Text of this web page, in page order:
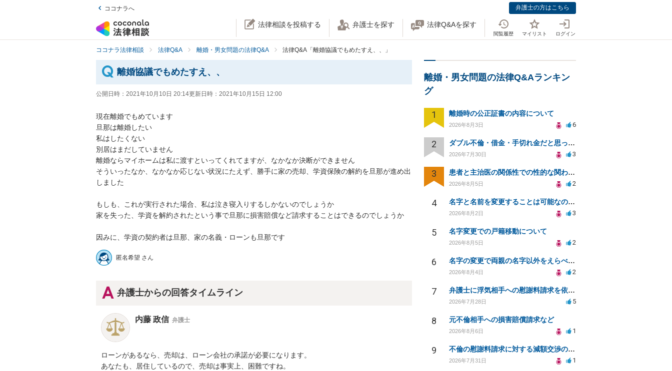
ココナラへ 弁護士の方はこちら
法律相談を投稿する 弁護士を探す 法律Q&Aを探す
閲覧履歴 マイリスト ログイン
ココナラ法律相談 法律Q&A 離婚・男女問題の法律Q&A 法律Q&A「離婚協議でもめたすえ、、」
離婚協議でもめたすえ、、
公開日時： 2021年10月10日 20:14更新日時： 2021年10月15日 12:00
現在離婚でもめています
旦那は離婚したい
私はしたくない
別居はまだしていません
離婚ならマイホームは私に渡すといってくれてますが、なかなか決断ができません
そういったなか、なかなか応じない状況にたえず、勝手に家の売却、学資保険の解約を旦那が進め出
しました
もしも、これが実行された場合、私は泣き寝入りするしかないのでしょうか
家を失った、学資を解約されたという事で旦那に損害賠償など請求することはできるのでしょうか
因みに、学資の契約者は旦那、家の名義・ローンも旦那です
匿名希望 さん
弁護士からの回答タイムライン
内藤 政信 弁護士
ローンがあるなら、売却は、ローン会社の承諾が必要になります。
あなたも、居住しているので、売却は事実上、困難ですね。
離婚・男女問題の法律Q&Aランキン
グ
1 離婚時の公正証書の内容について
2026年8月3日 6
2 ダブル不倫・借金・手切れ金だと思っていたお金を1年後いまさら脅迫罪として通知書が来てまとめて請求
2026年7月30日 3
3 患者と主治医の関係性での性的な関わりからのトラブル
2026年8月5日 2
4 名字と名前を変更することは可能なのか？
2026年8月2日 3
5 名字変更での戸籍移動について
2026年8月5日 2
6 名字の変更で両親の名字以外をえらべるのか？
2026年8月4日 2
7 弁護士に浮気相手への慰謝料請求を依頼する費用相場は？
2026年7月28日 5
8 元不倫相手への損害賠償請求など
2026年8月6日 1
9 不倫の慰謝料請求に対する減額交渉の可能性と対策
2026年7月31日 1